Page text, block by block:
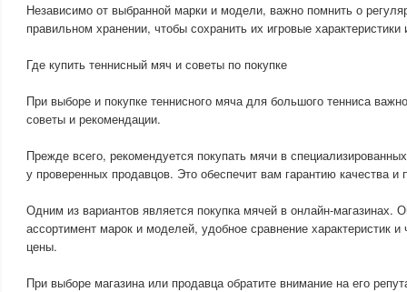
Независимо от выбранной марки и модели, важно помнить о
правильном хранении, чтобы сохранить их игровые характеристики
Где купить теннисный мяч и советы по покупке
При выборе и покупке теннисного мяча для большого тенниса
советы и рекомендации.
Прежде всего, рекомендуется покупать мячи в
у проверенных продавцов. Это обеспечит вам гарантию качества и
Одним из вариантов является покупка мячей в онлайн-магазинах.
ассортимент марок и моделей, удобное сравнение характеристик
цены.
При выборе магазина или продавца обратите внимание на его